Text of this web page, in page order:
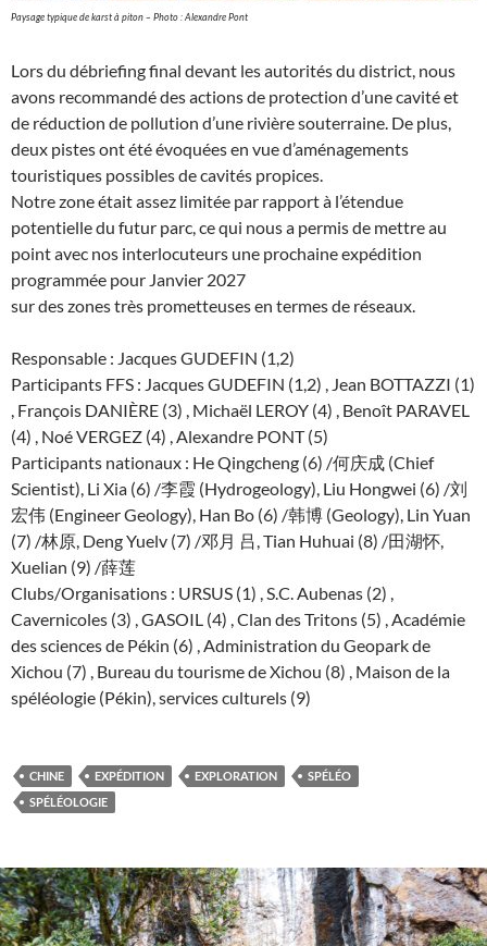
Paysage typique de karst à piton – Photo : Alexandre Pont
Lors du débriefing final devant les autorités du district, nous
avons recommandé des actions de protection d’une cavité et
de réduction de pollution d’une rivière souterraine. De plus,
deux pistes ont été évoquées en vue d’aménagements
touristiques possibles de cavités propices.
Notre zone était assez limitée par rapport à l’étendue
potentielle du futur parc, ce qui nous a permis de mettre au
point avec nos interlocuteurs une prochaine expédition
programmée pour Janvier 2027
sur des zones très prometteuses en termes de réseaux.
Responsable : Jacques GUDEFIN (1,2)
Participants FFS : Jacques GUDEFIN (1,2) , Jean BOTTAZZI (1)
, François DANIÈRE (3) , Michaël LEROY (4) , Benoît PARAVEL
(4) , Noé VERGEZ (4) , Alexandre PONT (5)
Participants nationaux : He Qingcheng (6) /何庆成 (Chief
Scientist), Li Xia (6) /李霞 (Hydrogeology), Liu Hongwei (6) /刘
宏伟 (Engineer Geology), Han Bo (6) /韩博 (Geology), Lin Yuan
(7) /林原, Deng Yuelv (7) /邓月 吕, Tian Huhuai (8) /田湖怀,
Xuelian (9) /薛莲
Clubs/Organisations : URSUS (1) , S.C. Aubenas (2) ,
Cavernicoles (3) , GASOIL (4) , Clan des Tritons (5) , Académie
des sciences de Pékin (6) , Administration du Geopark de
Xichou (7) , Bureau du tourisme de Xichou (8) , Maison de la
spéléologie (Pékin), services culturels (9)
CHINE EXPÉDITION EXPLORATION
SPÉLÉO
SPÉLÉOLOGIE